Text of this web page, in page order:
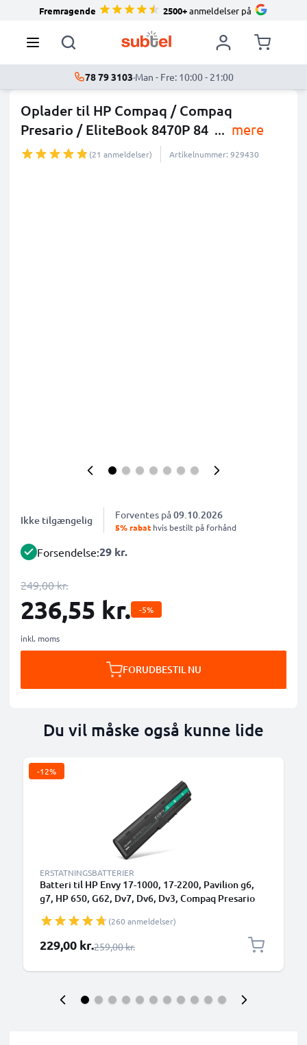
Fremragende 2500+anmeldelser på
78 79 3103·Man - Fre: 10:00 - 21:00
Oplader til HP Compaq / Compaq
Presario / EliteBook 8470P 84 ... mere
(21 anmeldelser) Artikelnummer: 929430
Ikke tilgængelig Forventes på09.10.2026
5% rabat hvis bestilt på forhånd
Forsendelse:29 kr.
249,00 kr.
236,55 kr. -5%
inkl. moms
FORUDBESTIL NU
Du vil måske også kunne lide
-12%
ERSTATNINGSBATTERIER
Batteri til HP Envy 17-1000, 17-2200, Pavilion g6,
g7, HP 650, G62, Dv7, Dv6, Dv3, Compaq Presario
4400mAh 10.8V(260 anmeldelser)
Særlig pris
229,00 kr.Almindelig pris
259,00 kr.